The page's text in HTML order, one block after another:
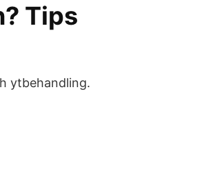
Tips
ytbehandling.